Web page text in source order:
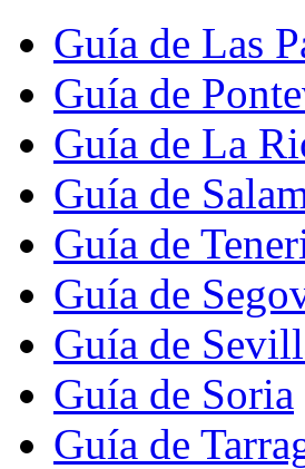
Guía de Las
Guía de
Guía de La
Guía de
Guía de
Guía de
Guía de
Guía de Soria
Guía de